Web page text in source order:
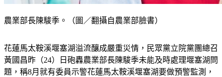
農業部長陳駿季。（圖／翻攝自農業部臉書）
花蓮馬太鞍溪堰塞湖溢流釀成嚴重災情，民眾黨立院黨團總召
黃國昌昨（24）日砲轟農業部長陳駿季未能及時處理堰塞湖問
題，稱8月就有委員示警花蓮馬太鞍溪堰塞湖要做預警監測，